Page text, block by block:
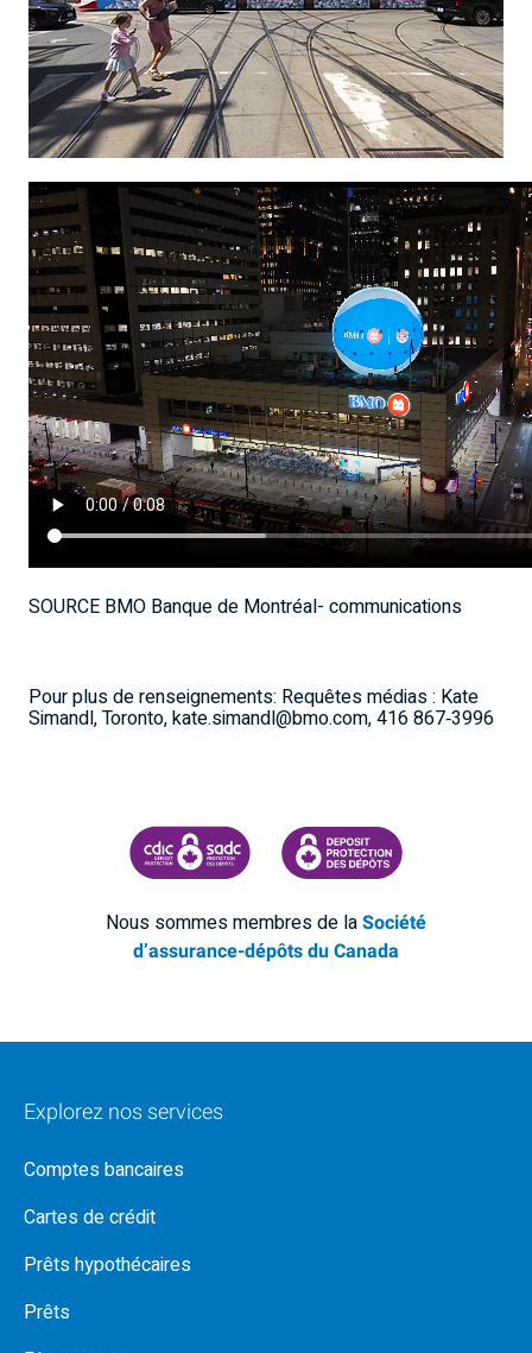
SOURCE BMO Banque de Montréal- communications
Pour plus de renseignements: Requêtes médias : Kate
Simandl, Toronto, kate.simandl@bmo.com, 416 867‑3996
SOCIÉTÉ D'ASSURANCE-DÉPÔTS DU CANADA
CDIC PROTECTING YOUR
Nous sommes membres de laSociété
d’assurance-dépôts du Canada
Explorez nos services
Comptes bancaires
Cartes de crédit
Prêts hypothécaires
Prêts